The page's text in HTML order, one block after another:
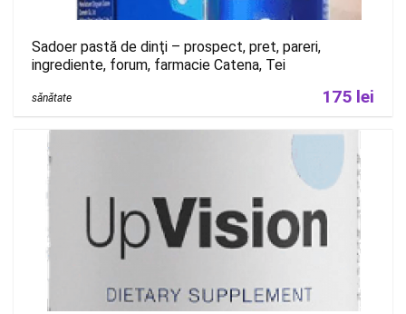
Sadoer pastă de dinţi – prospect, pret, pareri,
ingrediente, forum, farmacie Catena, Tei
sănătate 175 lei